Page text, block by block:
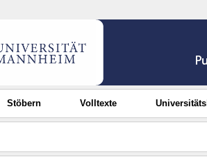
Stöbern Volltexte